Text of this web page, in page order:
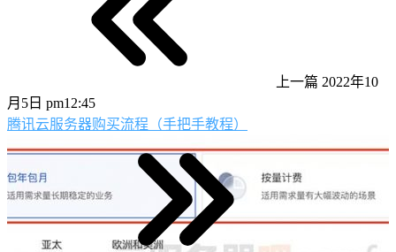
上一篇 2022年10
月5日 pm12:45
腾讯云服务器购买流程（手把手教程）